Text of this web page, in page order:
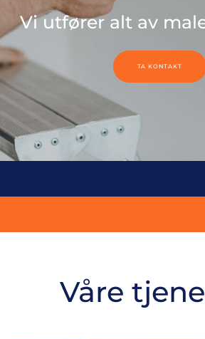
Vi utfører alt av
TA KONTAKT
Våre